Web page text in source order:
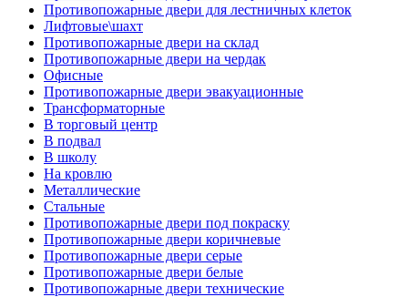
Противопожарные двери для лестничных клеток
Лифтовые\шахт
Противопожарные двери на склад
Противопожарные двери на чердак
Офисные
Противопожарные двери эвакуационные
Трансформаторные
В торговый центр
В подвал
В школу
На кровлю
Металлические
Стальные
Противопожарные двери под покраску
Противопожарные двери коричневые
Противопожарные двери серые
Противопожарные двери белые
Противопожарные двери технические